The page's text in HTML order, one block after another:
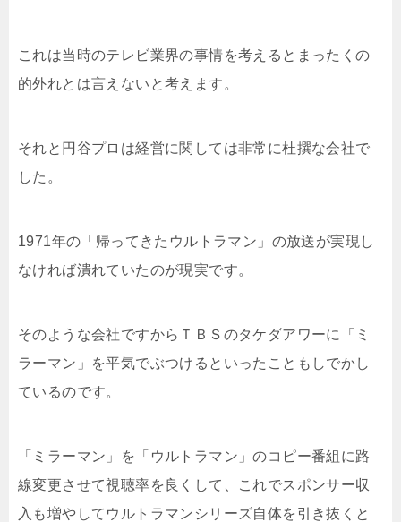
これは当時のテレビ業界の事情を考えるとまったくの
的外れとは言えないと考えます。
それと円谷プロは経営に関しては非常に杜撰な会社で
した。
1971年の「帰ってきたウルトラマン」の放送が実現し
なければ潰れていたのが現実です。
そのような会社ですからＴＢＳのタケダアワーに「ミ
ラーマン」を平気でぶつけるといったこともしでかし
ているのです。
「ミラーマン」を「ウルトラマン」のコピー番組に路
線変更させて視聴率を良くして、これでスポンサー収
入も増やしてウルトラマンシリーズ自体を引き抜くと